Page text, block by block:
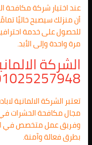
عند اختيار شركة
أن منزلك سيصبح خاليًا
للحصول على خدمة
مرة واحدة وإلى الأبد.
الشركة
تعتبر الشركة الالمانية
مجال مكافحة الحشرات في
وفريق عمل متخصص في
بطرق فعالة وآمنة.